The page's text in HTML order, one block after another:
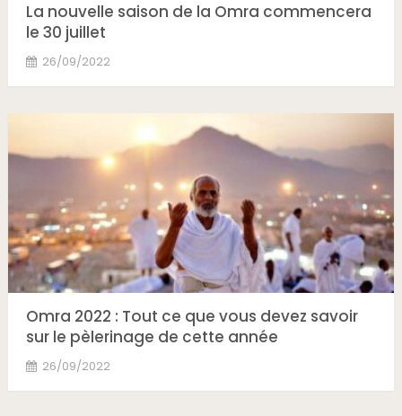
La nouvelle saison de la Omra commencera
le 30 juillet
26/09/2022
Omra 2022 : Tout ce que vous devez savoir
sur le pèlerinage de cette année
26/09/2022